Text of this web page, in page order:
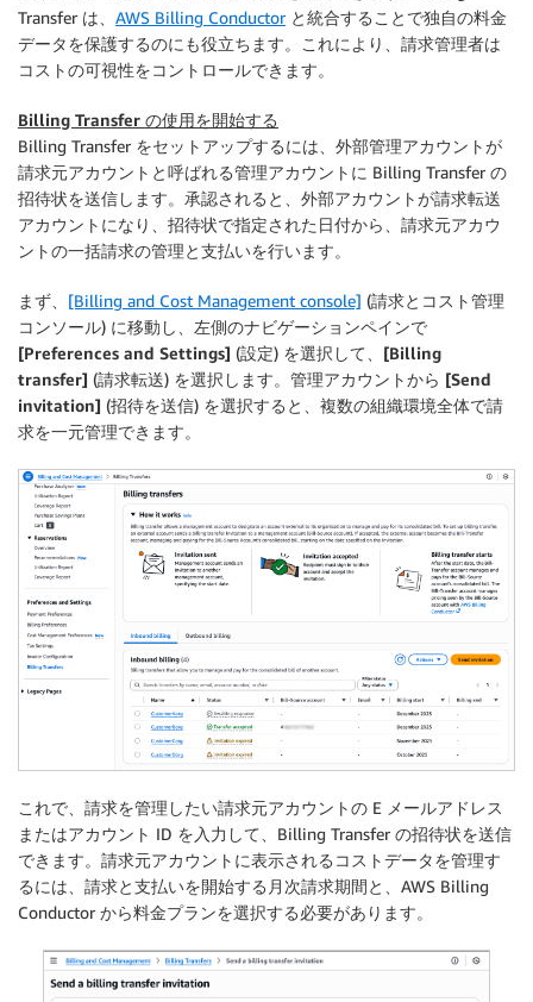
Transfer は、 AWS Billing Conductorと統合することで独自の料金
データを保護するのにも役立ちます。これにより、請求管理者は
コストの可視性をコントロールできます。
Billing Transfer の使用を開始する
Billing Transfer をセットアップするには、外部管理アカウントが
請求元アカウントと呼ばれる管理アカウントに Billing Transfer の
招待状を送信します。承認されると、外部アカウントが請求転送
アカウントになり、招待状で指定された日付から、請求元アカウ
ントの一括請求の管理と支払いを行います。
まず、 [Billing and Cost Management console] (請求とコスト管理
コンソール) に移動し、左側のナビゲーションペインで
[Preferences and Settings] (設定) を選択して、 [Billing
transfer] (請求転送) を選択します。管理アカウントから [Send
invitation] (招待を送信) を選択すると、複数の組織環境全体で請
求を一元管理できます。
これで、請求を管理したい請求元アカウントの E メールアドレス
またはアカウント ID を入力して、Billing Transfer の招待状を送信
できます。請求元アカウントに表示されるコストデータを管理す
るには、請求と支払いを開始する月次請求期間と、AWS Billing
Conductor から料金プランを選択する必要があります。